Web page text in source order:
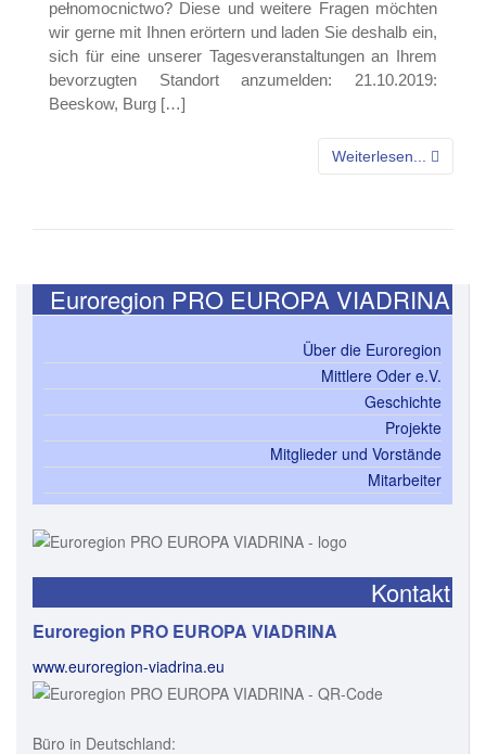
pełnomocnictwo? Diese und weitere Fragen möchten
wir gerne mit Ihnen erörtern und laden Sie deshalb ein,
sich für eine unserer Tagesveranstaltungen an Ihrem
bevorzugten Standort anzumelden: 21.10.2019:
Beeskow, Burg […]
Weiterlesen...
Euroregion PRO EUROPA VIADRINA
Über die Euroregion
Mittlere Oder e.V.
Geschichte
Projekte
Mitglieder und Vorstände
Mitarbeiter
Kontakt
Euroregion PRO EUROPA VIADRINA
www.euroregion-viadrina.eu
Büro in Deutschland: